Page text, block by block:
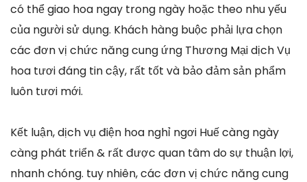
có thể giao hoa ngay trong ngày hoặc theo nhu yếu
của người sử dụng. Khách hàng buộc phải lựa chọn
các đơn vị chức năng cung ứng Thương Mại dịch Vụ
hoa tươi đáng tin cậy, rất tốt và bảo đảm sản phẩm
luôn tươi mới.
Kết luận, dịch vụ điện hoa nghỉ ngơi Huế càng ngày
càng phát triển & rất được quan tâm do sự thuận lợi,
nhanh chóng. tuy nhiên, các đơn vị chức năng cung